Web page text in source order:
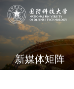
新媒体矩阵